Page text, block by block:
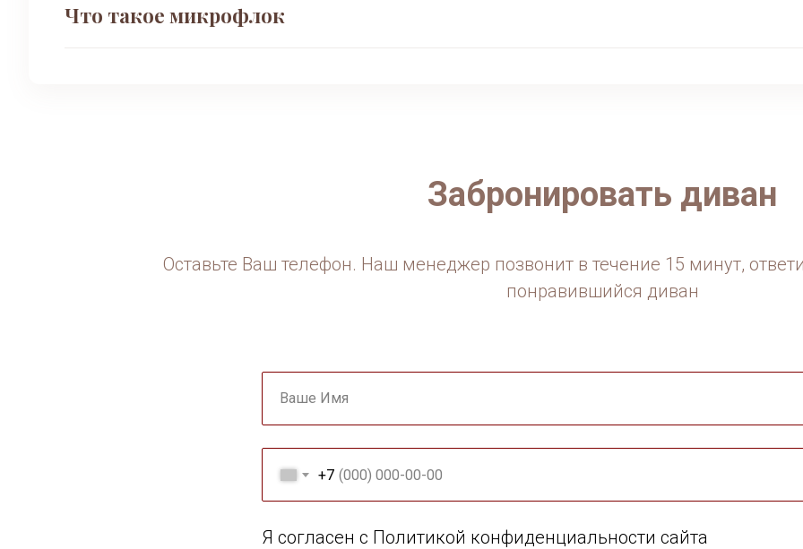
Третья секция выезжает из-под сиденья и поднимается на один уровень с основной частью.
Что такое микрофлок
Забронировать диван
Оставьте Ваш телефон. Наш менеджер позвонит в течение 15 минут,
понравившийся диван
Ваше Имя
+7
Я согласен с Политикой конфиденциальности сайта